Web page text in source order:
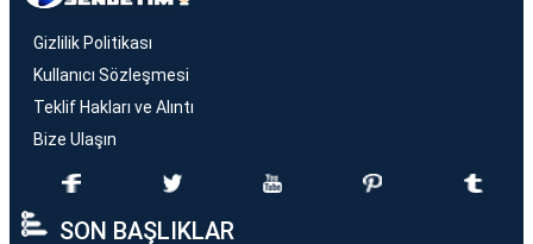
Gizlilik Politikası
Kullanıcı Sözleşmesi
Teklif Hakları ve Alıntı
Bize Ulaşın
SON BAŞLIKLAR